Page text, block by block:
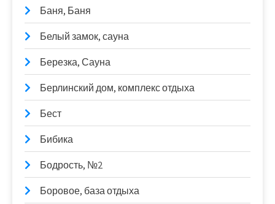
Баня, Баня
Белый замок, сауна
Березка, Сауна
Берлинский дом, комплекс отдыха
Бест
Бибика
Бодрость, №2
Боровое, база отдыха